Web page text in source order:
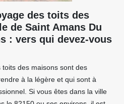
des toits des
de Saint Amans Du
: vers qui devez-vous
des maisons sont des
à la légère et qui sont à
Si vous êtes dans la ville